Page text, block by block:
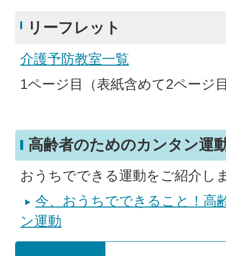
リーフレット
介護予防教室一覧
1ページ目（表紙含めて2ページ
高齢者のためのカンタン運
おうちでできる運動をご紹介し
今、おうちでできること！高
ン運動